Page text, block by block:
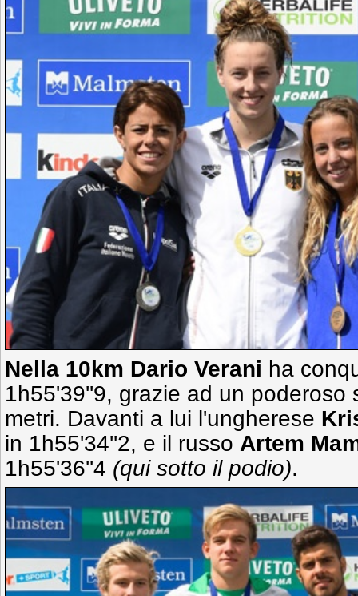
Nella 10km Dario Verani ha
1h55'39''9, grazie ad un poderoso
metri. Davanti a lui l'ungherese
in 1h55'34''2, e il russo Artem
1h55'36''4 (qui sotto il podio).